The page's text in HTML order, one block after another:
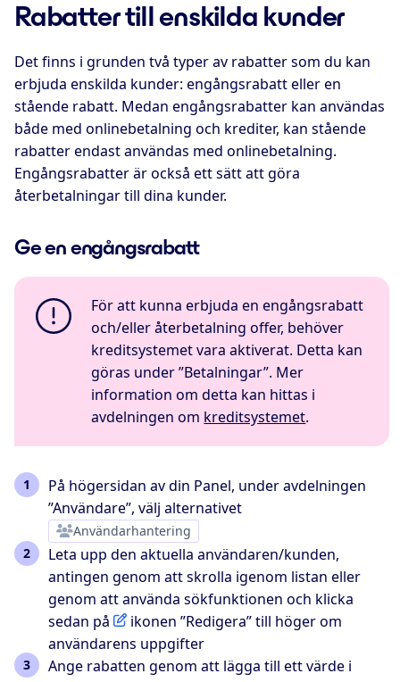
Rabatter till enskilda kunder
Det finns i grunden två typer av rabatter som du kan
erbjuda enskilda kunder: engångsrabatt eller en
stående rabatt. Medan engångsrabatter kan användas
både med onlinebetalning och krediter, kan stående
rabatter endast användas med onlinebetalning.
Engångsrabatter är också ett sätt att göra
återbetalningar till dina kunder.
Ge en engångsrabatt
För att kunna erbjuda en engångsrabatt
och/eller återbetalning offer, behöver
kreditsystemet vara aktiverat. Detta kan
göras under ”Betalningar”. Mer
information om detta kan hittas i
avdelningen om kreditsystemet.
På högersidan av din Panel, under avdelningen
”Användare”, välj alternativet
Användarhantering
Leta upp den aktuella användaren/kunden,
antingen genom att skrolla igenom listan eller
genom att använda sökfunktionen och klicka
sedan på
ikonen ”Redigera” till höger om
användarens uppgifter
Ange rabatten genom att lägga till ett värde i